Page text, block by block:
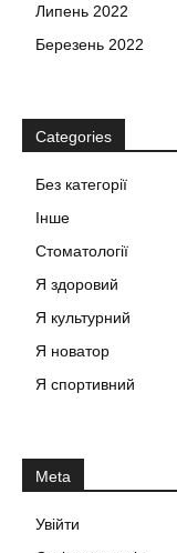
Липень 2022
Березень 2022
Categories
Без категорії
Інше
Стоматології
Я здоровий
Я культурний
Я новатор
Я спортивний
Meta
Увійти